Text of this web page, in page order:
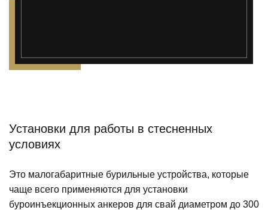
Установки для работы в стесненных
условиях
Это малогабаритные бурильные устройства, которые
чаще всего применяются для установки
буроинъекционных анкеров для свай диаметром до 300